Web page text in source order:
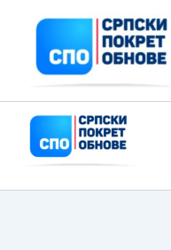
садржај